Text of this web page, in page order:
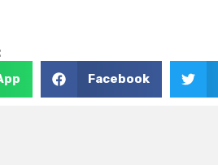
Facebook